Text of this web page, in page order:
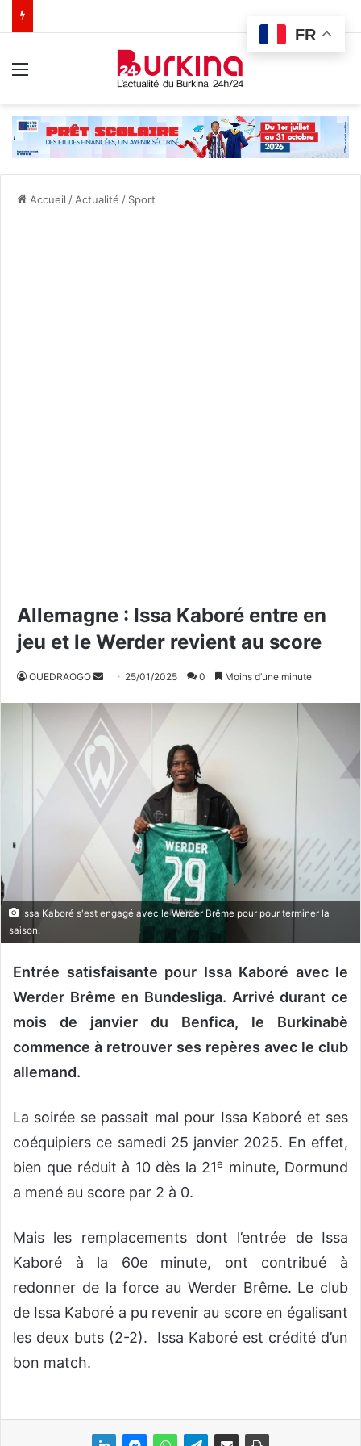
Accueil / Actualité / Sport
Allemagne : Issa Kaboré entre en
jeu et le Werder revient au score
OUEDRAOGO
o
y
e
r
u
r
i
e
25/01/2025 0 Moins d’une minute
Issa Kaboré s'est engagé avec le Werder Brême pour pour terminer la
saison.
Entrée satisfaisante pour Issa Kaboré avec le
Werder Brême en Bundesliga. Arrivé durant ce
mois de janvier du Benfica, le Burkinabè
commence à retrouver ses repères avec le club
allemand.
La soirée se passait mal pour Issa Kaboré et ses
coéquipiers ce samedi 25 janvier 2025. En effet,
bien que réduit à 10 dès la 21e minute, Dormund
a mené au score par 2 à 0.
Mais les remplacements dont l’entrée de Issa
Kaboré à la 60e minute, ont contribué à
redonner de la force au Werder Brême. Le club
de Issa Kaboré a pu revenir au score en égalisant
les deux buts (2-2). Issa Kaboré est crédité d’un
bon match.
FR